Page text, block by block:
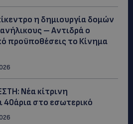
η δημιουργία δομών
– Αντιδρά ο
προϋποθέσεις το Κίνημα
Νέα κίτρινη
40άρια στο εσωτερικό